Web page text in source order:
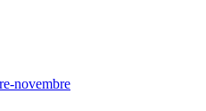
novembre